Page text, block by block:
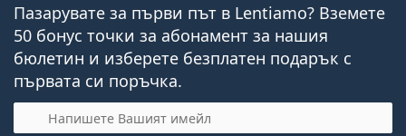
Пазарувате за първи път в Lentiamo? Вземете
50 бонус точки за абонамент за нашия
бюлетин и изберете безплатен подарък с
първата си поръчка.
Имейл